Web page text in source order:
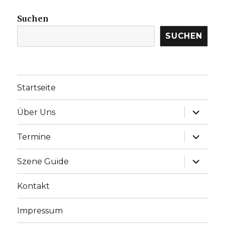
Suchen
SUCHEN
Startseite
Über Uns
Termine
Szene Guide
Kontakt
Impressum